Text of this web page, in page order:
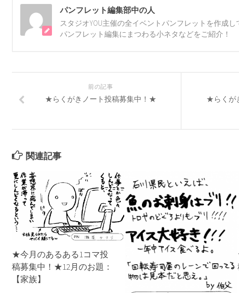
パンフレット編集部中の人
スタジオYOU主催の全イベントパンフレットを作成し
パンフレット編集にまつわる小ネタなどをご紹介！
★らくが
前の記事
★らくがきノート投稿募集中！★
関連記事
★今月のあるある1コマ投
稿募集中！★12月のお題：
【家族】